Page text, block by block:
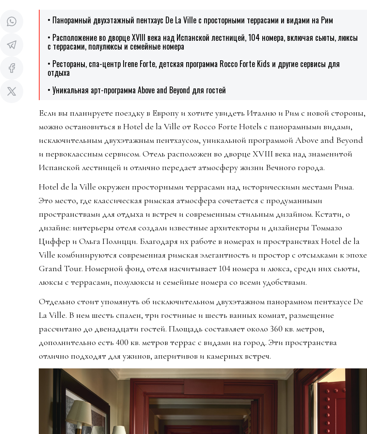
• Панорамный двухэтажный пентхаус De La Ville с просторными террасами и видами на Рим
• Расположение во дворце XVIII века над Испанской лестницей, 104 номера, включая сьюты, люксы
с террасами, полулюксы и семейные номера
• Рестораны, спа-центр Irene Forte, детская программа Rocco Forte Kids и другие сервисы для
отдыха
• Уникальная арт-программа Above and Beyond для гостей
Если вы планируете поездку в Европу и хотите увидеть Италию и Рим с новой стороны,
можно остановиться в Hotel de la Ville от Rocco Forte Hotels с панорамными видами,
исключительным двухэтажным пентхаусом, уникальной программой Above and Beyond
и первоклассным сервисом. Отель расположен во дворце XVIII века над знаменитой
Испанской лестницей и отлично передает атмосферу жизни Вечного города.
Hotel de la Ville окружен просторными террасами над историческими местами Рима.
Это место, где классическая римская атмосфера сочетается с продуманными
пространствами для отдыха и встреч и современным стильным дизайном. Кстати, о
дизайне: интерьеры отеля создали известные архитекторы и дизайнеры Томмазо
Циффер и Ольга Полицци. Благодаря их работе в номерах и пространствах Hotel de la
Ville комбинируются современная римская элегантность и простор с отсылками к эпохе
Grand Tour. Номерной фонд отеля насчитывает 104 номера и люкса, среди них сьюты,
люксы с террасами, полулюксы и семейные номера со всеми удобствами.
Отдельно стоит упомянуть об исключительном двухэтажном панорамном пентхаусе De
La Ville. В нем шесть спален, три гостиные и шесть ванных комнат, размещение
рассчитано до двенадцати гостей. Площадь составляет около 360 кв. метров,
дополнительно есть 400 кв. метров террас с видами на город. Эти пространства
отлично подходят для ужинов, аперитивов и камерных встреч.